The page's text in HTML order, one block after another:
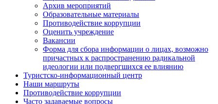
Архив мероприятий
Образовательные материалы
Противодействие коррупции
Оценить учреждение
Вакансии
Форма для сбора информации о лицах, возможно
причастных к распространению радикальной
идеологии или подвергшихся ее влиянию
Туристско-информационный центр
Наши маршруты
Противодействие коррупции
Часто задаваемые вопросы